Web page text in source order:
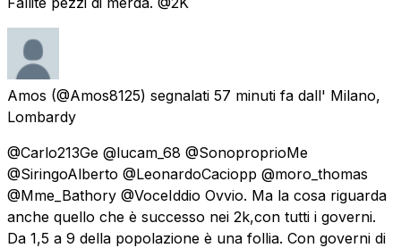
Amos (@Amos8125) segnalati 57 minuti fa dall' Milano,
Lombardy
@Carlo213Ge @lucam_68 @SonoproprioMe
@SiringoAlberto @LeonardoCaciopp @moro_thomas
@Mme_Bathory @VoceIddio Ovvio. Ma la cosa riguarda
anche quello che è successo nei 2k,con tutti i governi.
Da 1,5 a 9 della popolazione è una follia. Con governi di